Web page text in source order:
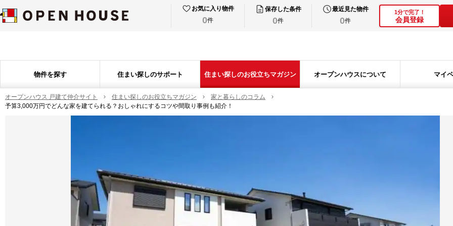
お気に入り物件
0件
保存した条件
0件
最近見た物件
0件
1分で完了！
会員登録
物件を探す 住まい探しのサポート 住まい探しのお役立ちマガジン オープンハウスについて マイ
オープンハウス 戸建て仲介サイト 住まい探しのお役立ちマガジン
家と暮らしのコラム
予算3,000万円でどんな家を建てられる？おしゃれにするコツや間取り事例も紹介！